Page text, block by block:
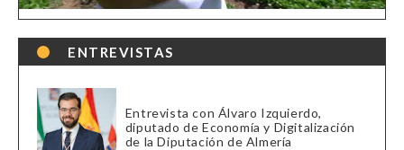
ENTREVISTAS
Entrevista con Álvaro Izquierdo,
diputado de Economía y Digitalización
de la Diputación de Almería